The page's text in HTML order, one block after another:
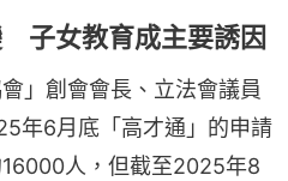
子女教育成主要誘因
」創會會長、立法會議員
年6月底「高才通」的申請
人，但截至2025年8